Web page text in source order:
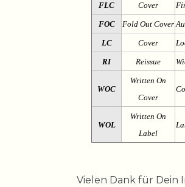
FLC Cover
FOC Fold Out Cover
LC Cover
RI Reissue
WOC
Written On
Cover
WOL
Written On
Label
Vielen Dank für Dein